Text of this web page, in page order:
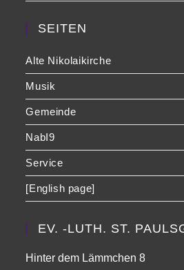
SEITEN
Alte Nikolaikirche
Musik
Gemeinde
NabI9
Service
[English page]
EV. -LUTH. ST.
Hinter dem Lämmchen 8